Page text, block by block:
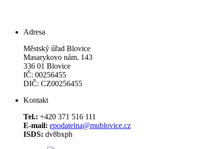
Adresa
Městský úřad Blovice
Masarykovo nám. 143
336 01 Blovice
IČ: 00256455
DIČ: CZ00256455
Kontakt
Tel.: +420 371 516 111
E-mail: epodatelna@mublovice.cz
ISDS: dv8bxph